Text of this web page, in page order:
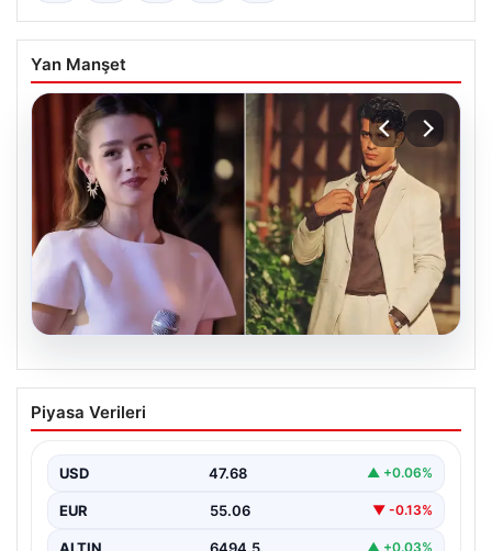
Yan Manşet
‘Yeraltı’ dizisinde şok olay! Babası suç
duyurusunda bulundu: ‘Kızımla reşit
Piyasa Verileri
USD 47.68 ▲ +0.06%
EUR 55.06 ▼ -0.13%
ALTIN 6494.5 ▲ +0.03%